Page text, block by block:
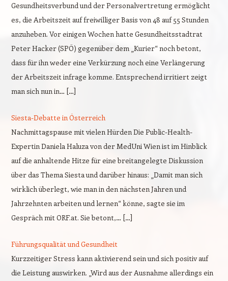
Gesundheitsverbund und der Personalvertretung ermöglicht
es, die Arbeitszeit auf freiwilliger Basis von 48 auf 55 Stunden
anzuheben. Vor einigen Wochen hatte Gesundheitsstadtrat
Peter Hacker (SPÖ) gegenüber dem „Kurier“ noch betont,
dass für ihn weder eine Verkürzung noch eine Verlängerung
der Arbeitszeit infrage komme. Entsprechend irritiert zeigt
man sich nun in… […]
Siesta-Debatte in Österreich
Nachmittagspause mit vielen Hürden Die Public-Health-
Expertin Daniela Haluza von der MedUni Wien ist im Hinblick
auf die anhaltende Hitze für eine breitangelegte Diskussion
über das Thema Siesta und darüber hinaus: „Damit man sich
wirklich überlegt, wie man in den nächsten Jahren und
Jahrzehnten arbeiten und lernen“ könne, sagte sie im
Gespräch mit ORF.at. Sie betont,… […]
Führungsqualität und Gesundheit
Kurzzeitiger Stress kann aktivierend sein und sich positiv auf
die Leistung auswirken. „Wird aus der Ausnahme allerdings ein